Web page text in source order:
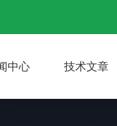
中心 技术文章